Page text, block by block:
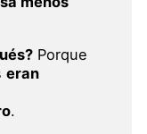
Porque
eran
.